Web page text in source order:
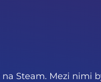
Steam. Mezi nimi